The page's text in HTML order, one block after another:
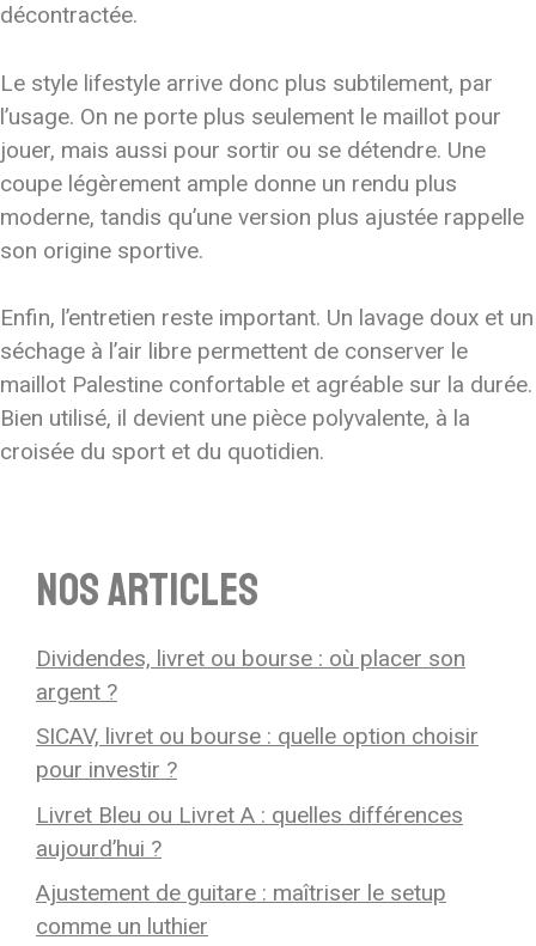
décontractée.
Le style lifestyle arrive donc plus subtilement, par
l’usage. On ne porte plus seulement le maillot pour
jouer, mais aussi pour sortir ou se détendre. Une
coupe légèrement ample donne un rendu plus
moderne, tandis qu’une version plus ajustée rappelle
son origine sportive.
Enfin, l’entretien reste important. Un lavage doux et un
séchage à l’air libre permettent de conserver le
maillot Palestine confortable et agréable sur la durée.
Bien utilisé, il devient une pièce polyvalente, à la
croisée du sport et du quotidien.
Nos articles
Dividendes, livret ou bourse : où placer son
argent ?
SICAV, livret ou bourse : quelle option choisir
pour investir ?
Livret Bleu ou Livret A : quelles différences
aujourd’hui ?
Ajustement de guitare : maîtriser le setup
comme un luthier